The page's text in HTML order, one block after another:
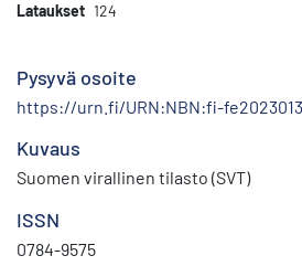
Lataukset 124
Pysyvä osoite
https://urn.fi/URN:NBN:fi-
Kuvaus
Suomen virallinen tilasto (SVT)
ISSN
0784-9575